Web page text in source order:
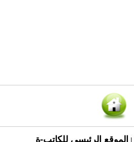
الموقع الرئيسي للكاتب-ة